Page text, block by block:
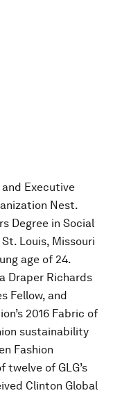
Executive
Nest.
Degree in Social
Louis, Missouri
age of 24.
Draper Richards
Fellow, and
2016 Fabric of
sustainability
Fashion
twelve of GLG’s
Clinton Global